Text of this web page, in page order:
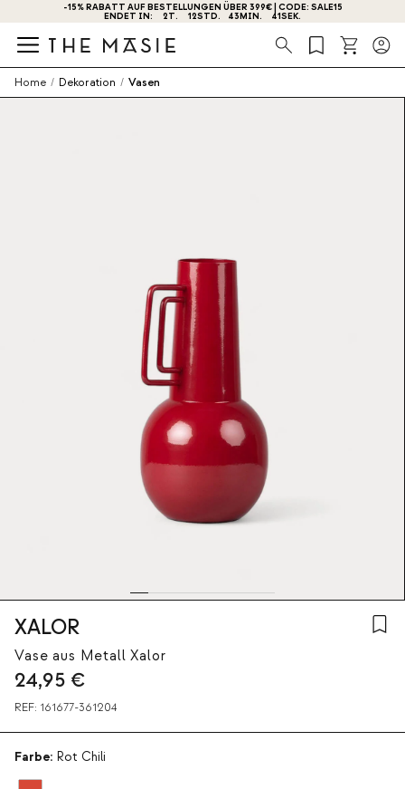
-15% RABATT AUF BESTELLUNGEN ÜBER 399€ | CODE: SALE15
ENDET IN: 2T. 12STD. 43MIN. 41SEK.
Suche
Home / Dekoration / Vasen
XALOR
Vase aus Metall Xalor
24,95 €
REF: 161677-361204
Farbe: Rot Chili